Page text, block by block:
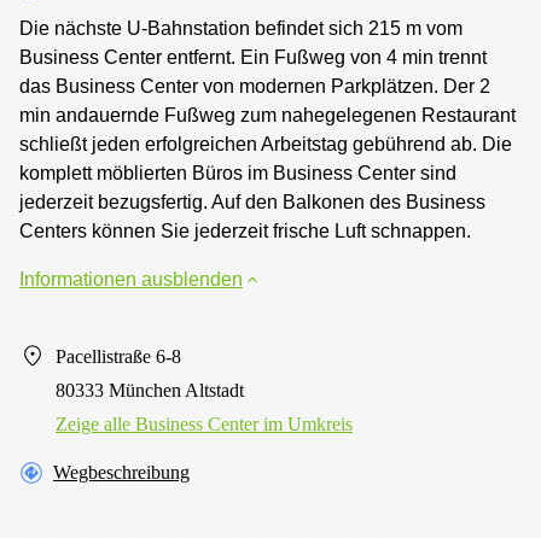
Die nächste U-Bahnstation befindet sich 215 m vom
Business Center entfernt. Ein Fußweg von 4 min trennt
das Business Center von modernen Parkplätzen. Der 2
min andauernde Fußweg zum nahegelegenen Restaurant
schließt jeden erfolgreichen Arbeitstag gebührend ab. Die
komplett möblierten Büros im Business Center sind
jederzeit bezugsfertig. Auf den Balkonen des Business
Centers können Sie jederzeit frische Luft schnappen.
Informationen ausblenden
Pacellistraße 6-8
80333 München Altstadt
Zeige alle Business Center im Umkreis
Wegbeschreibung